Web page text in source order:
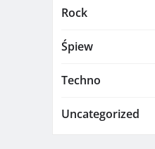
Rock
Śpiew
Techno
Uncategorized